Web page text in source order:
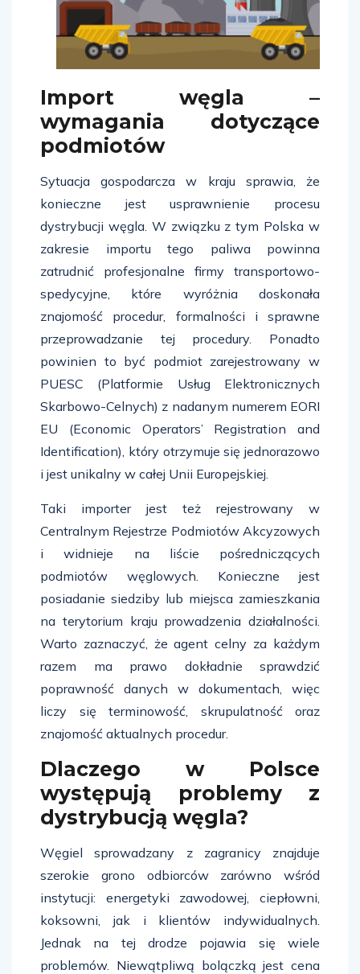
Import węgla –
wymagania dotyczące
podmiotów
Sytuacja gospodarcza w kraju sprawia, że
konieczne jest usprawnienie procesu
dystrybucji węgla. W związku z tym Polska w
zakresie importu tego paliwa powinna
zatrudnić profesjonalne firmy transportowo-
spedycyjne, które wyróżnia doskonała
znajomość procedur, formalności i sprawne
przeprowadzanie tej procedury. Ponadto
powinien to być podmiot zarejestrowany w
PUESC (Platformie Usług Elektronicznych
Skarbowo-Celnych) z nadanym numerem EORI
EU (Economic Operators’ Registration and
Identification), który otrzymuje się jednorazowo
i jest unikalny w całej Unii Europejskiej.
Taki importer jest też rejestrowany w
Centralnym Rejestrze Podmiotów Akcyzowych
i widnieje na liście pośredniczących
podmiotów węglowych. Konieczne jest
posiadanie siedziby lub miejsca zamieszkania
na terytorium kraju prowadzenia działalności.
Warto zaznaczyć, że agent celny za każdym
razem ma prawo dokładnie sprawdzić
poprawność danych w dokumentach, więc
liczy się terminowość, skrupulatność oraz
znajomość aktualnych procedur.
Dlaczego w Polsce
występują problemy z
dystrybucją węgla?
Węgiel sprowadzany z zagranicy znajduje
szerokie grono odbiorców zarówno wśród
instytucji: energetyki zawodowej, ciepłowni,
koksowni, jak i klientów indywidualnych.
Jednak na tej drodze pojawia się wiele
problemów. Niewątpliwą bolączką jest cena